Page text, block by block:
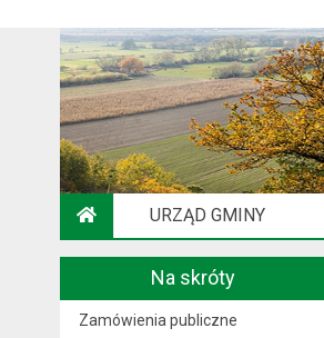
URZĄD GMINY
Na skróty
Zamówienia publiczne